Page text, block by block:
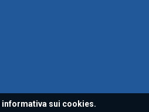
informativa sui cookies.